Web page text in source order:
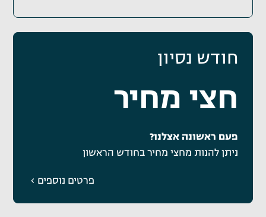
חודש נסיון
חצי מחיר
פעם ראשונה אצלנו?
ניתן להנות מחצי מחיר בחודש הראשון
פרטים נוספים